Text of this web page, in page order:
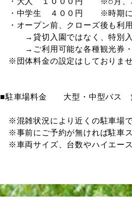
・中学生 ４００円 ※時期に
・ オープン前、クローズ後も
→貸切入園ではなく、特別入園
→ご利用可能な各種観光券・
※団体料金の設定はしておりま
■駐車場料金 ​大型・中型バス
※混雑状況により近くの駐車場
※事前にご予約が無ければ駐車
※車両サイズ、台数やハイエー